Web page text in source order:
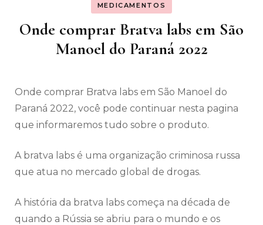
MEDICAMENTOS
Onde comprar Bratva labs em São
Manoel do Paraná 2022
Onde comprar Bratva labs em São Manoel do
Paraná 2022, você pode continuar nesta pagina
que informaremos tudo sobre o produto.
A bratva labs é uma organização criminosa russa
que atua no mercado global de drogas.
A história da bratva labs começa na década de
quando a Rússia se abriu para o mundo e os